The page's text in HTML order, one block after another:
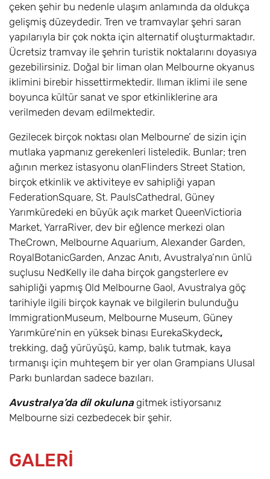
çeken şehir bu nedenle ulaşım anlamında da oldukça
gelişmiş düzeydedir. Tren ve tramvaylar şehri saran
yapılarıyla bir çok nokta için alternatif oluşturmaktadır.
Ücretsiz tramvay ile şehrin turistik noktalarını doyasıya
gezebilirsiniz. Doğal bir liman olan Melbourne okyanus
iklimini birebir hissettirmektedir. Ilıman iklimi ile sene
boyunca kültür sanat ve spor etkinliklerine ara
verilmeden devam edilmektedir.
Gezilecek birçok noktası olan Melbourne’ de sizin için
mutlaka yapmanız gerekenleri listeledik. Bunlar; tren
ağının merkez istasyonu olanFlinders Street Station,
birçok etkinlik ve aktiviteye ev sahipliği yapan
FederationSquare, St. PaulsCathedral, Güney
Yarımküredeki en büyük açık market QueenVictioria
Market, YarraRiver, dev bir eğlence merkezi olan
TheCrown, Melbourne Aquarium, Alexander Garden,
RoyalBotanicGarden, Anzac Anıtı, Avustralya’nın ünlü
suçlusu NedKelly ile daha birçok gangsterlere ev
sahipliği yapmış Old Melbourne Gaol, Avustralya göç
tarihiyle ilgili birçok kaynak ve bilgilerin bulunduğu
ImmigrationMuseum, Melbourne Museum, Güney
Yarımküre’nin en yüksek binası EurekaSkydeck,
trekking, dağ yürüyüşü, kamp, balık tutmak, kaya
tırmanışı için muhteşem bir yer olan Grampians Ulusal
Parkı bunlardan sadece bazıları.
Avustralya’da dil okuluna gitmek istiyorsanız
Melbourne sizi cezbedecek bir şehir.
GALERİ